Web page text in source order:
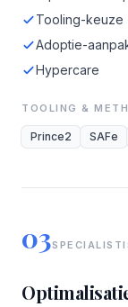
Tooling-keuze
Adoptie-
Hypercare
TOOLING &
Prince2 SAFe
03